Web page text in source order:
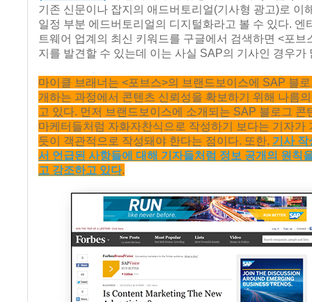
기존 신문이나 잡지의 애드버토리얼(기사형 광고)로 이
일정 부분 에드버토리얼의 디지털화라고 볼 수 있다. 엔
트웨어 업계의 최신 키워드를 구글에서 검색하면 <포브
지를 발견할 수 있는데 이는 사실 SAP의 기사인 경우가
마이클 브래너는 <포브스>의 브랜드보이스에 SAP 블
개하는 과정에서 콘텐츠 신뢰성을 확보하기 위해 나름
고 있다. 먼저 브랜드보이스에 소개되는 SAP 블로그 콘
마케터들처럼 자화자찬식으로 작성하기 보다는 기자가
듯이 객관적으로 작성돼야 한다는 점이다. 또한, 기사 작
서 언급된 사항들에 대해 기자들처럼 정보 공개의 원칙
고 강조하고 있다.